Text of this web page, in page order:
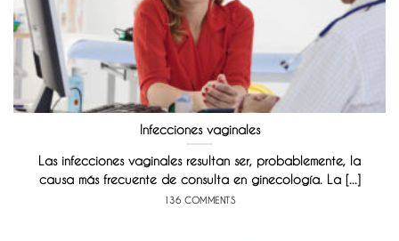
Infecciones vaginales
Las infecciones vaginales resultan ser, probablemente, la
causa más frecuente de consulta en ginecología. La [...]
136 COMMENTS